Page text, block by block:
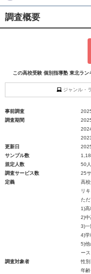
調査概要
この高校受験 個別指導塾 東北ラン
ジャンル・
事前調査
調査期間
更新日
サンプル数
規定人数
50
調査サービス数
25
定義
高
リ
た
1)高
2)中
3)一
4)学
5)他
ース
調査対象者
性
年